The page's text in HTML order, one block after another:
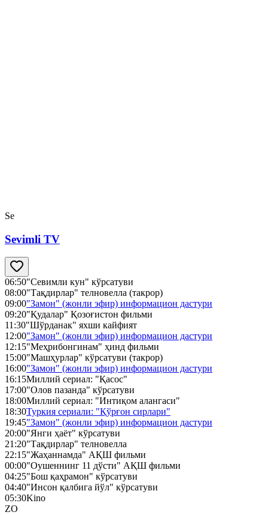
Se
Sevimli TV
06:50"Севимли кун" кўрсатуви
08:00"Тақдирлар" телновелла (такрор)
09:00"Замон" (жонли эфир) информацион дастури
09:20"Қудалар" Қозоғистон фильми
11:30"Шўрданак" яхши кайфият
12:00"Замон" (жонли эфир) информацион дастури
12:15"Меҳрибонгинам" ҳинд фильми
15:00"Машҳурлар" кўрсатуви (такрор)
16:00"Замон" (жонли эфир) информацион дастури
16:15Миллий сериал: "Қасос"
17:00"Олов пазанда" кўрсатуви
18:00Миллий сериал: "Интиқом алангаси"
18:30Туркия сериали: "Қўрғон сирлари"
19:45"Замон" (жонли эфир) информацион дастури
20:00"Янги ҳаёт" кўрсатуви
21:20"Тақдирлар" телновелла
22:15"Жаҳаннамда" АҚШ фильми
00:00"Оушеннинг 11 дўсти" АҚШ фильми
04:25"Бош қаҳрамон" кўрсатуви
04:40"Инсон қалбига йўл" кўрсатуви
05:30Kino
ZO